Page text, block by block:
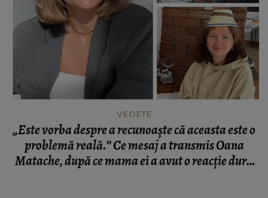
VEDETE
„Este vorba despre a recunoaște că aceasta este o
problemă reală.” Ce mesaj a transmis Oana
Matache, după ce mama ei a avut o reacție dură